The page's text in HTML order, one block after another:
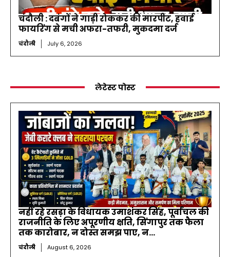
चंदौली : दबंगों ने गाड़ी रोककर की मारपीट, हवाई
फायरिंग से मची अफरा-तफरी, मुकदमा दर्ज
चंदौली July 6, 2026
लेटेस्ट पोस्ट
नहीं रहे रसड़ा के विधायक उमाशंकर सिंह, पूर्वांचल की
राजनीति के लिए अपूरणीय क्षति, सिंगापुर तक फैला
तक कारोबार, न दोस्त समझ पाए, न...
चंदौली August 6, 2026